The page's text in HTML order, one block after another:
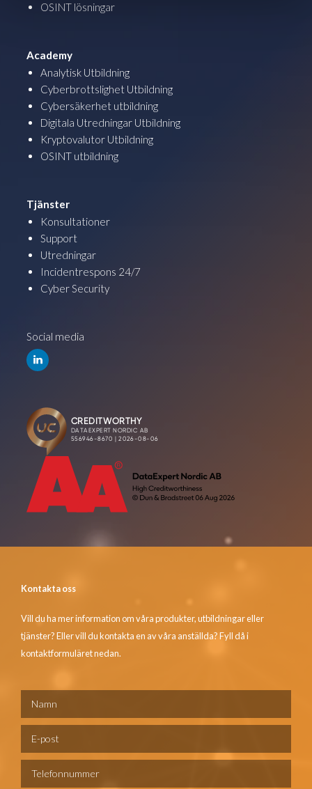
OSINT lösningar
Academy
Analytisk Utbildning
Cyberbrottslighet Utbildning
Cybersäkerhet utbildning
Digitala Utredningar Utbildning
Kryptovalutor Utbildning
OSINT utbildning
Tjänster
Konsultationer
Support
Utredningar
Incidentrespons 24/7
Cyber Security
Social media
Kontakta oss
Vill du ha mer information om våra produkter, utbildningar eller
tjänster? Eller vill du kontakta en av våra anställda? Fyll då i
kontaktformuläret nedan.